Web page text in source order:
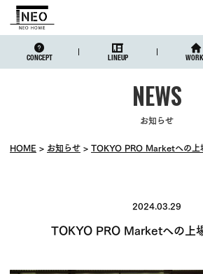
CONCEPT LINEUP
お知らせ
HOME お知らせ TOKYO PRO Marketへの上
2024.03.29
TOKYO PRO Marketへの上